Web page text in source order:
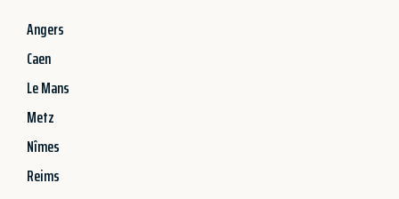
Angers
Caen
Le Mans
Metz
Nîmes
Reims